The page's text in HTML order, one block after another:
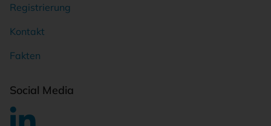
Registrierung
Kontakt
Fakten
Social Media